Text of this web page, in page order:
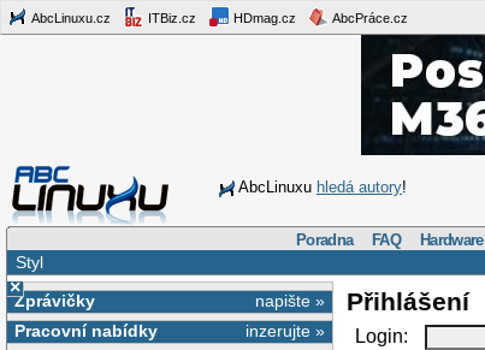
AbcLinuxu.cz ITBiz.cz HDmag.cz AbcPráce.cz
AbcLinuxu hledá autory!
Poradna FAQ Hardware
Styl
×
napište »
Zprávičky
inzerujte »
Pracovní nabídky
Přihlášení
Login: